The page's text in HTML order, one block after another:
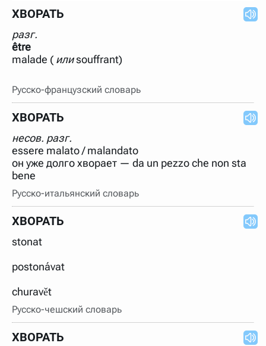
ХВОРАТЬ
разг.
être
malade ( илиsouffrant)
Русско-французский словарь
ХВОРАТЬ
несов. разг.
essere malato / malandato
он уже долго хворает — da un pezzo che non sta
Русско-итальянский словарь
ХВОРАТЬ
stonat
postonávat
churavět
Русско-чешский словарь
ХВОРАТЬ